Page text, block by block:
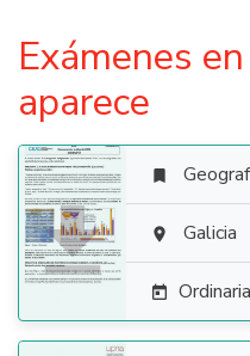
Exámenes
aparece


 Galicia
